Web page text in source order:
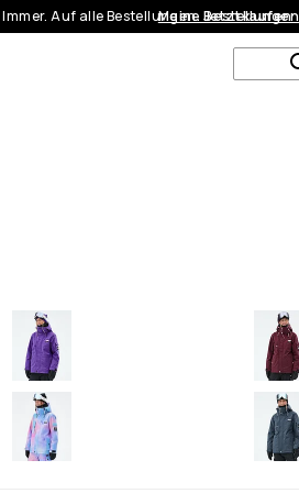
Immer. Auf alle Bestellungen. Jetzt kaufen
Meine Bestellungen